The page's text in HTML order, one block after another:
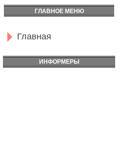
ГЛАВНОЕ МЕНЮ
Главная
ИНФОРМЕРЫ